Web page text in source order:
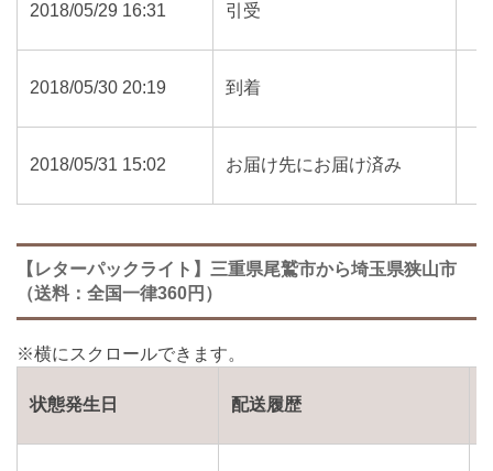
2018/05/29 16:31 引受
2018/05/30 20:19 到着
2018/05/31 15:02 お届け先にお届け済み
【レターパックライト】三重県尾鷲市から埼玉県狭山市
（送料：全国一律360円）
状態発生日 配送履歴